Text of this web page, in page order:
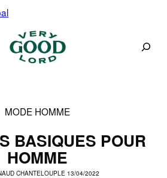
MODE HOMME
BASIQUES POUR
HOMME
CHANTELOUPLE 13/04/2022